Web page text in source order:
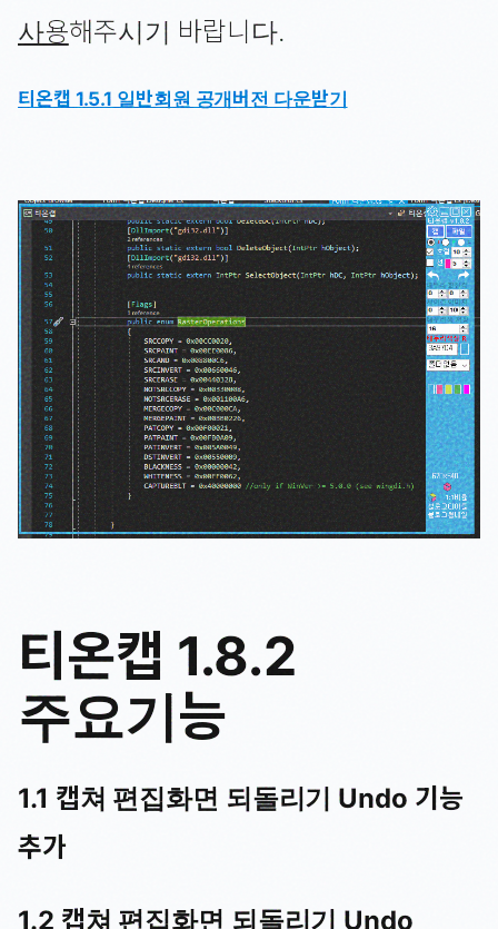
사용해주시기 바랍니다.
티온캡 1.5.1 일반회원 공개버전 다운받기
티온캡 1.8.2
주요기능
1.1 캡쳐 편집화면 되돌리기 Undo 기능
추가
1.2 캡쳐 편집화면 되돌리기 Undo